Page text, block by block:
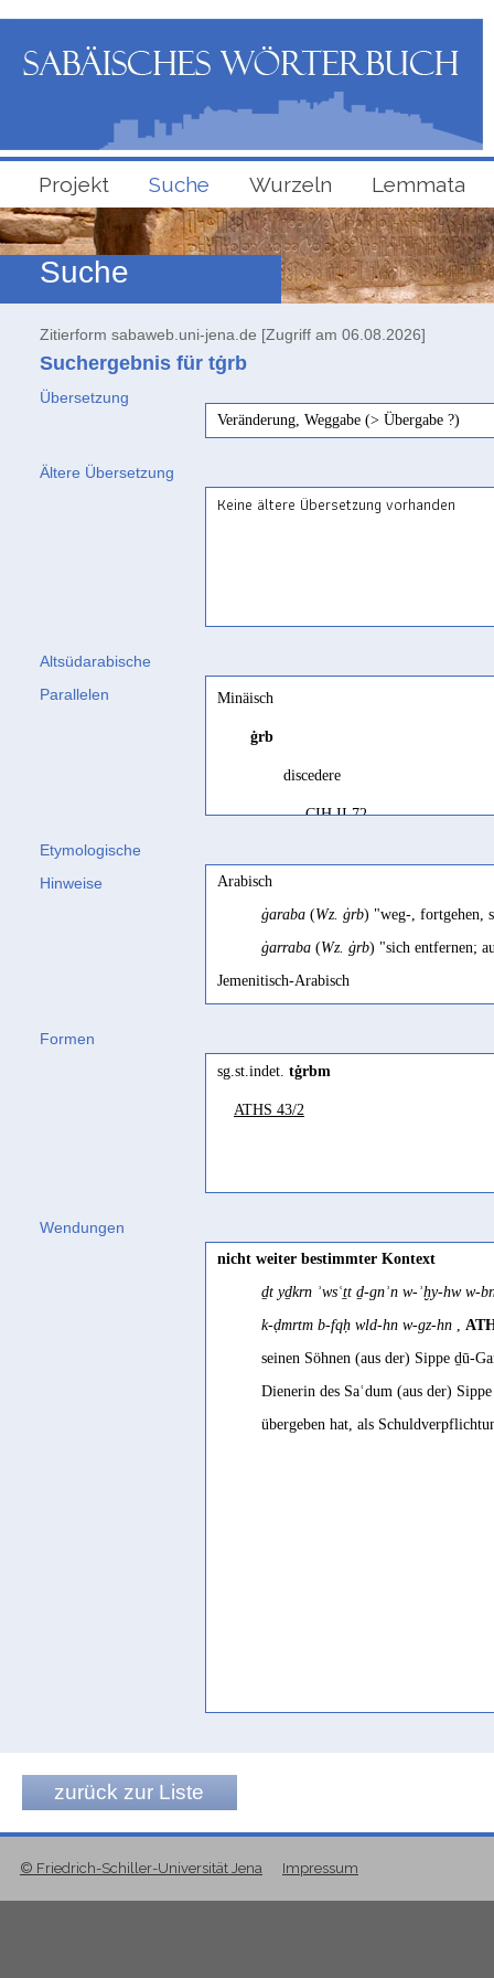
Projekt Suche Wurzeln Lemmata
Suche
Zitierform sabaweb.uni-jena.de [Zugriff am 06.08.2026]
Suchergebnis für tġrb
Übersetzung
Veränderung, Weggabe (> Übergabe ?)
Ältere Übersetzung
Keine ältere Übersetzung vorhanden
Altsüdarabische
Parallelen
Minäisch
ġrb
discedere
CIH II 72
entfernen; verfremden, verändern
remove
tġrb
Stein 2023 484
Etymologische
Hinweise
Arabisch
ġaraba (Wz. ġrb) "weg-, fortgehen,
ġarraba (Wz. ġrb) "sich entfernen;
Jemenitisch-Arabisch
aġtéréb(Wz. ġrb
Mehri
Formen
sg.st.indet. tġrbm
ATHS 43/2
Wendungen
nicht weiter bestimmter Kontext
ḏt yḏkrn ʾwsʿṯt ḏ-gnʾn w-ʾḫy-hw w-
k-ḍmrtm b-fqḥ wld-hn w-gz-hn ,
seinen Söhnen (aus der) Sippe ḏū-
Dienerin des Saʿdum (aus der)
übergeben hat, als
zurück zur Liste
© Friedrich-Schiller-Universität Jena Impressum